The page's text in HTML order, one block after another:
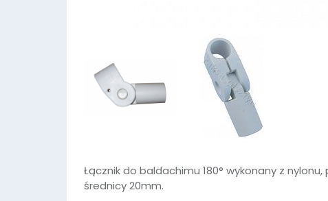
Łącznik do baldachimu 180° wykonany z
średnicy 20mm.